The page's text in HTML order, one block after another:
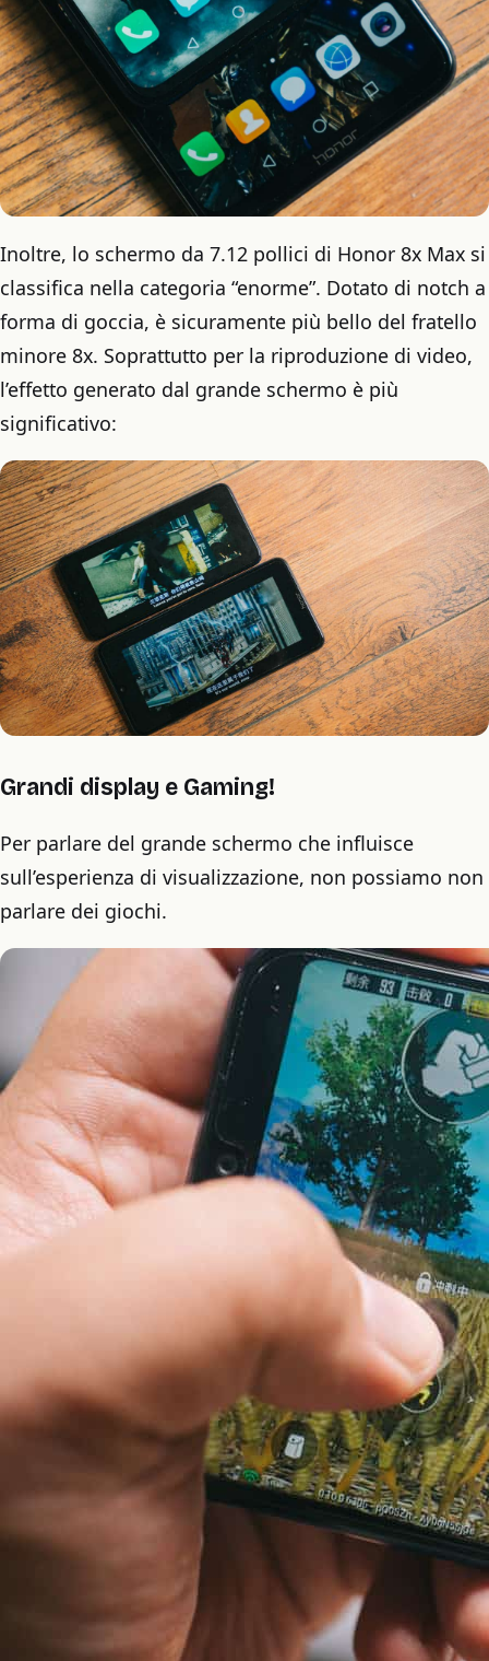
Inoltre, lo schermo da 7.12 pollici di Honor 8x Max si
classifica nella categoria “enorme”. Dotato di notch a
forma di goccia, è sicuramente più bello del fratello
minore 8x. Soprattutto per la riproduzione di video,
l’effetto generato dal grande schermo è più
significativo:
Grandi display e Gaming!
Per parlare del grande schermo che influisce
sull’esperienza di visualizzazione, non possiamo non
parlare dei giochi.